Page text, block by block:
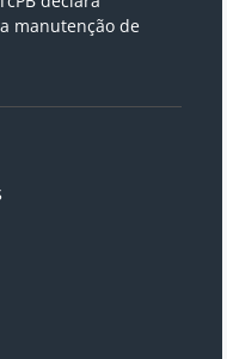
manutenção de